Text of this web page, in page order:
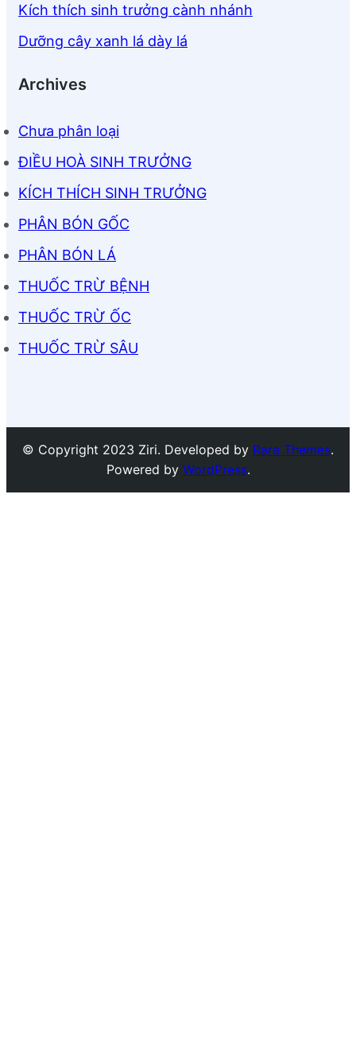
Kích thích sinh trưởng cành nhánh
Dưỡng cây xanh lá dày lá
Archives
Chưa phân loại
ĐIỀU HOÀ SINH TRƯỞNG
KÍCH THÍCH SINH TRƯỞNG
PHÂN BÓN GỐC
PHÂN BÓN LÁ
THUỐC TRỪ BỆNH
THUỐC TRỪ ỐC
THUỐC TRỪ SÂU
© Copyright 2023 Ziri. Developed by Rara Themes.
Powered by WordPress.